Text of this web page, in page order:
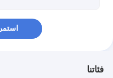
استمر
فئاتنا